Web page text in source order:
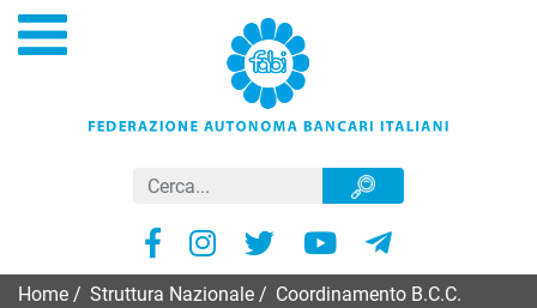
Home Struttura Nazionale Coordinamento B.C.C.